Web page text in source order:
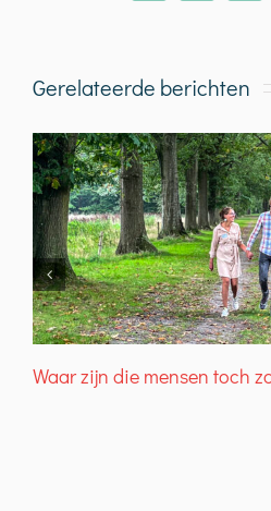
Gerelateerde berichten
Waar zijn die mensen toch